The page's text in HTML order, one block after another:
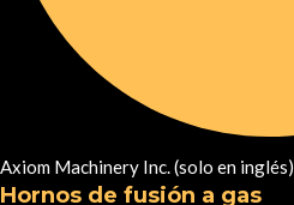
Axiom Machinery Inc. (solo en inglés)
Hornos de fusión a gas